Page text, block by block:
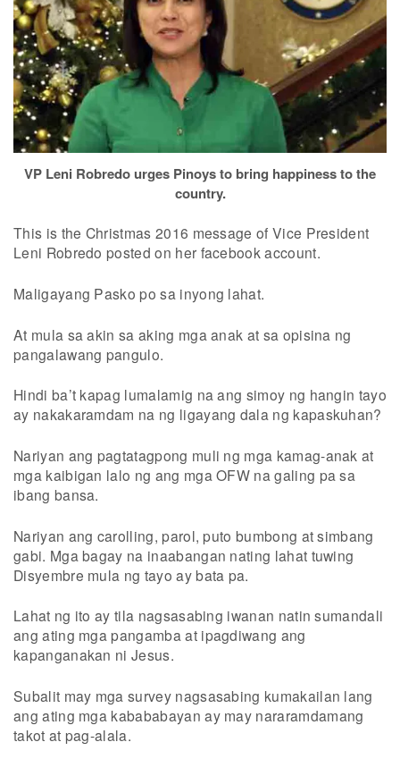
VP Leni Robredo urges Pinoys to bring happiness to the
country.
This is the Christmas 2016 message of Vice President
Leni Robredo posted on her facebook account.
Maligayang Pasko po sa inyong lahat.
At mula sa akin sa aking mga anak at sa opisina ng
pangalawang pangulo.
Hindi ba’t kapag lumalamig na ang simoy ng hangin tayo
ay nakakaramdam na ng ligayang dala ng kapaskuhan?
Nariyan ang pagtatagpong muli ng mga kamag-anak at
mga kaibigan lalo ng ang mga OFW na galing pa sa
ibang bansa.
Nariyan ang carolling, parol, puto bumbong at simbang
gabi. Mga bagay na inaabangan nating lahat tuwing
Disyembre mula ng tayo ay bata pa.
Lahat ng ito ay tila nagsasabing iwanan natin sumandali
ang ating mga pangamba at ipagdiwang ang
kapanganakan ni Jesus.
Subalit may mga survey nagsasabing kumakailan lang
ang ating mga kabababayan ay may nararamdamang
takot at pag-alala.